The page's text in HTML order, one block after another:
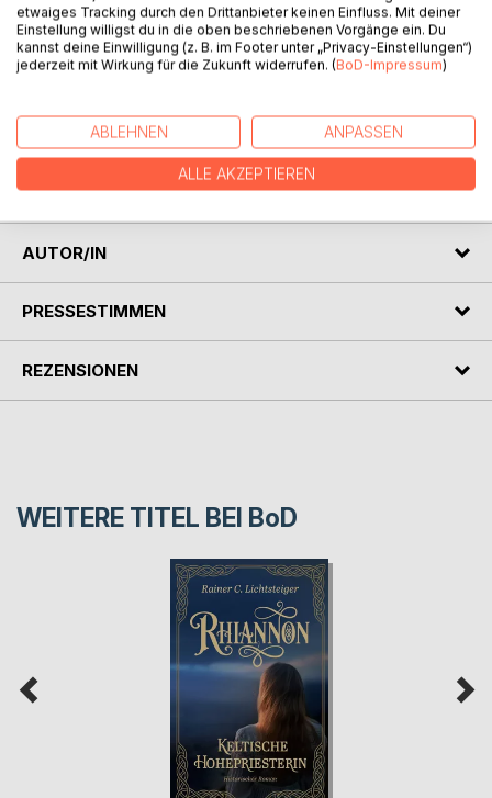
feel, remember, or dream?
Through the voices of robots, androids, simulation workers,
and memory engineers, the collection examines questions
sentience. Each story is crafted to function both as an
individual narrative and as a fragment of a larger
philosophical inquiry into identity, consciousness, and the
nature of being; whether organic or synthetic.
AUTOR/IN
PRESSESTIMMEN
REZENSIONEN
WEITERE TITEL BEI BoD
etwaiges Tracking durch den Drittanbieter keinen Einfluss. Mit deiner
Einstellung willigst du in die oben beschriebenen Vorgänge ein. Du
kannst deine Einwilligung (z. B. im Footer unter „Privacy-Einstellungen“)
jederzeit mit Wirkung für die Zukunft widerrufen. (BoD-Impressum)
ABLEHNEN ANPASSEN
ALLE AKZEPTIEREN